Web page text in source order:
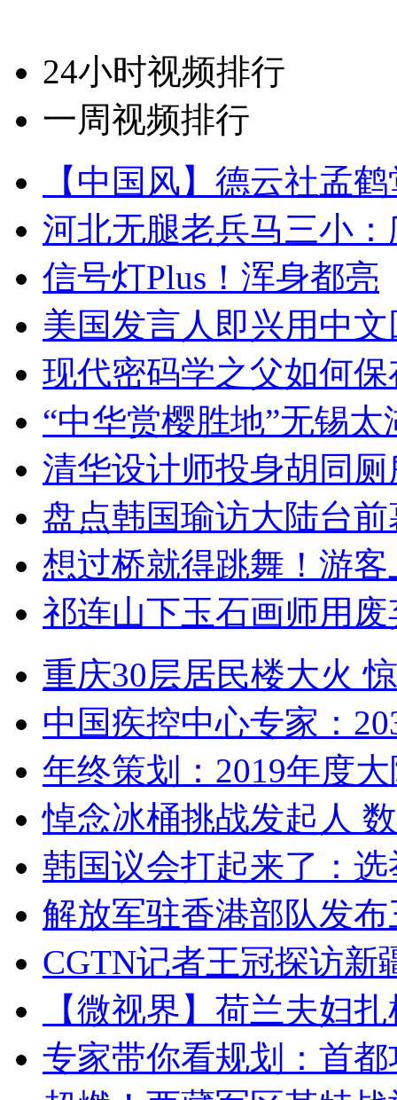
24小时视频排行
一周视频排行
【中国风】德云社孟
河北无腿老兵马三小
信号灯Plus！浑身都亮
美国发言人即兴用中
现代密码学之父如何
“中华赏樱胜地”无锡
清华设计师投身胡同
盘点韩国瑜访大陆台
想过桥就得跳舞！游客
祁连山下玉石画师用
重庆30层居民楼大火
中国疾控中心专家：
年终策划：2019年度
悼念冰桶挑战发起人
韩国议会打起来了：
解放军驻香港部队发
CGTN记者王冠探访新
【微视界】荷兰夫妇
专家带你看规划：首